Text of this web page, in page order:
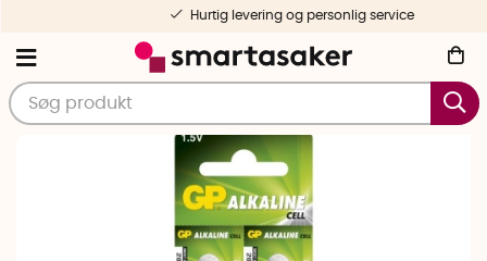
Hurtig levering og personlig service